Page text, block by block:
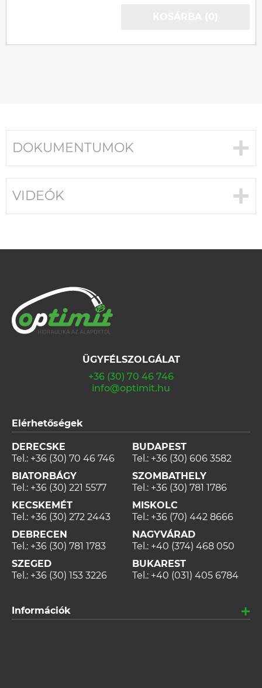
DOKUMENTUMOK
VIDEÓK
ÜGYFÉLSZOLGÁLAT
+36 (30) 70 46 746
info@optimit.hu
Elérhetőségek
DERECSKE
Tel.: +36 (30) 70 46 746
BIATORBÁGY
Tel.: +36 (30) 221 5577
KECSKEMÉT
Tel.: +36 (30) 272 2443
DEBRECEN
Tel.: +36 (30) 781 1783
SZEGED
Tel.: +36 (30) 153 3226
BUDAPEST
Tel.: +36 (30) 606 3582
SZOMBATHELY
Tel.: +36 (30) 781 1786
MISKOLC
Tel.: +36 (70) 442 8666
NAGYVÁRAD
Tel.: +40 (374) 468 050
BUKAREST
Tel.: +40 (031) 405 6784
Információk